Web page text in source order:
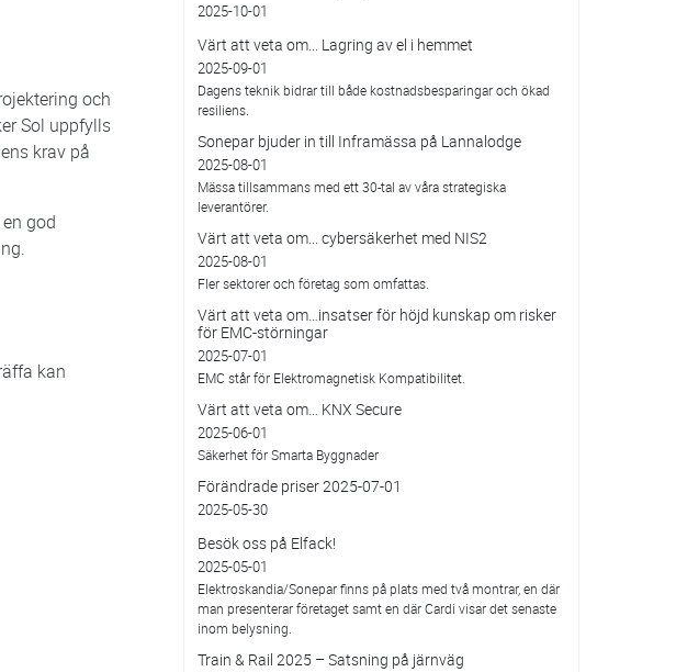
och
Sol uppfylls
krav på
god
kan
2025-10-01
Värt att veta om... Lagring av el i hemmet
2025-09-01
Dagens teknik bidrar till både kostnadsbesparingar och ökad
resiliens.
Sonepar bjuder in till Inframässa på Lannalodge
2025-08-01
Mässa tillsammans med ett 30-tal av våra strategiska
leverantörer.
Värt att veta om... cybersäkerhet med NIS2
2025-08-01
Fler sektorer och företag som omfattas.
Värt att veta om…insatser för höjd kunskap om risker
för EMC-störningar
2025-07-01
EMC står för Elektromagnetisk Kompatibilitet.
Värt att veta om… KNX Secure
2025-06-01
Säkerhet för Smarta Byggnader
Förändrade priser 2025-07-01
2025-05-30
Besök oss på Elfack!
2025-05-01
Elektroskandia/Sonepar finns på plats med två montrar, en där
man presenterar företaget samt en där Cardi visar det senaste
inom belysning.
Train & Rail 2025 – Satsning på järnväg